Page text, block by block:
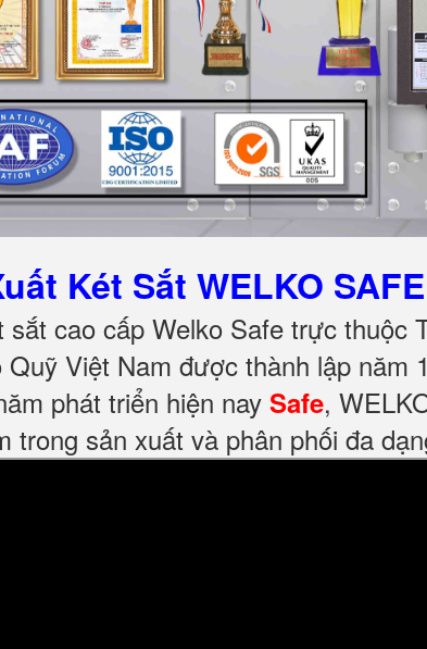
Két Sắt WELKO SAFE
sắt cao cấp Welko Safe trực thuộc
Việt Nam được thành lập
phát triển hiện nay Safe,
trong sản xuất và phân phối đa